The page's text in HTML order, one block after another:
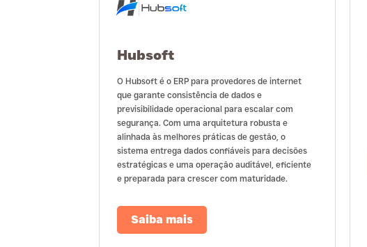
Hubsoft
O Hubsoft é o ERP para provedores de internet
que garante consistência de dados e
previsibilidade operacional para escalar com
segurança. Com uma arquitetura robusta e
alinhada às melhores práticas de gestão, o
sistema entrega dados confiáveis para decisões
estratégicas e uma operação auditável, eficiente
e preparada para crescer com maturidade.
Saiba mais